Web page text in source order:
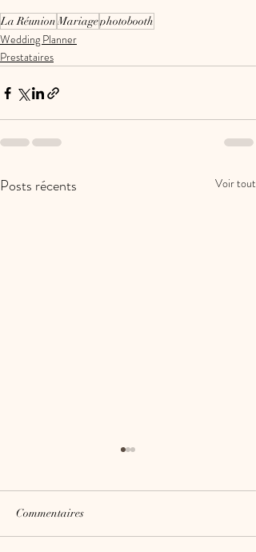
La RéunionMariagephotobooth
Wedding Planner
Prestataires
Posts récents Voir tout
Commentaires